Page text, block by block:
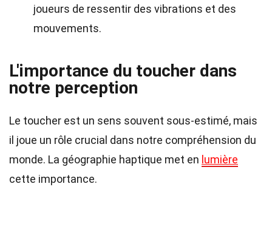
joueurs de ressentir des vibrations et des
mouvements.
L'importance du toucher dans
notre perception
Le toucher est un sens souvent sous-estimé, mais
il joue un rôle crucial dans notre compréhension du
monde. La géographie haptique met en lumière
cette importance.